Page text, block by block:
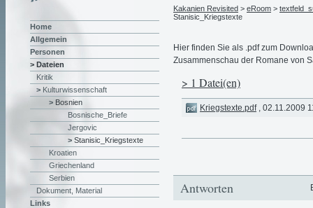
Kakanien Revisited > eRoom >
Stanisic_Kriegstexte
Hier finden Sie als .pdf zum
Zusammenschau der Romane von
> 1 Datei(en)
Kriegstexte.pdf, 02.11.2009
Antworten
Home
Allgemein
Personen
> Dateien
Kritik
> Kulturwissenschaft
> Bosnien
Bosnische_Briefe
Jergovic
> Stanisic_Kriegstexte
Kroatien
Griechenland
Serbien
Dokument, Material
Links